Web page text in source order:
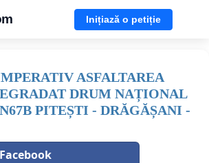
Inițiază o petiție
ASFALTAREA
DRUM NAȚIONAL
PITEȘTI - DRĂGĂȘANI -